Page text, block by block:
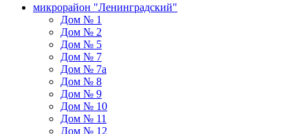
микрорайон "Ленинградский"
Дом № 1
Дом № 2
Дом № 5
Дом № 7
Дом № 7а
Дом № 8
Дом № 9
Дом № 10
Дом № 11
Дом № 12